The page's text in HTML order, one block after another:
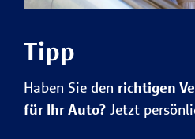
Tipp
Haben Sie den richtigen
für Ihr Auto? Jetzt